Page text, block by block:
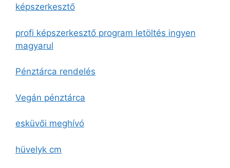
képszerkesztő
profi képszerkesztő program letöltés ingyen
magyarul
Pénztárca rendelés
Vegán pénztárca
esküvői meghívó
hüvelyk cm